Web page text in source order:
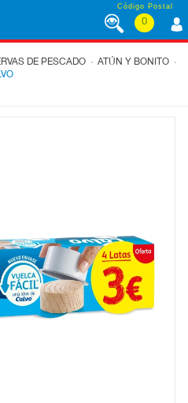
Código Postal
0
DE PESCADO . ATÚN Y BONITO .